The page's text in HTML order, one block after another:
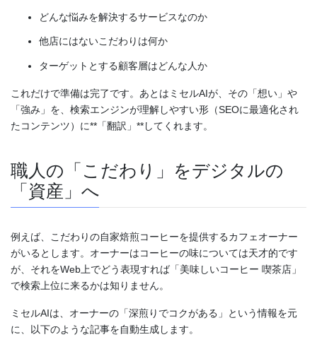
どんな悩みを解決するサービスなのか
他店にはないこだわりは何か
ターゲットとする顧客層はどんな人か
これだけで準備は完了です。あとはミセルAIが、その「想い」や
「強み」を、検索エンジンが理解しやすい形（SEOに最適化され
たコンテンツ）に**「翻訳」**してくれます。
職人の「こだわり」をデジタルの
「資産」へ
例えば、こだわりの自家焙煎コーヒーを提供するカフェオーナー
がいるとします。オーナーはコーヒーの味については天才的です
が、それをWeb上でどう表現すれば「美味しいコーヒー 喫茶店」
で検索上位に来るかは知りません。
ミセルAIは、オーナーの「深煎りでコクがある」という情報を元
に、以下のような記事を自動生成します。